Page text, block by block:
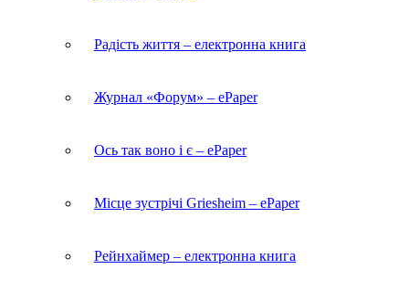
Радість життя – електронна книга
Журнал «Форум» – ePaper
Ось так воно і є – ePaper
Місце зустрічі Griesheim – ePaper
Рейнхаймер – електронна книга